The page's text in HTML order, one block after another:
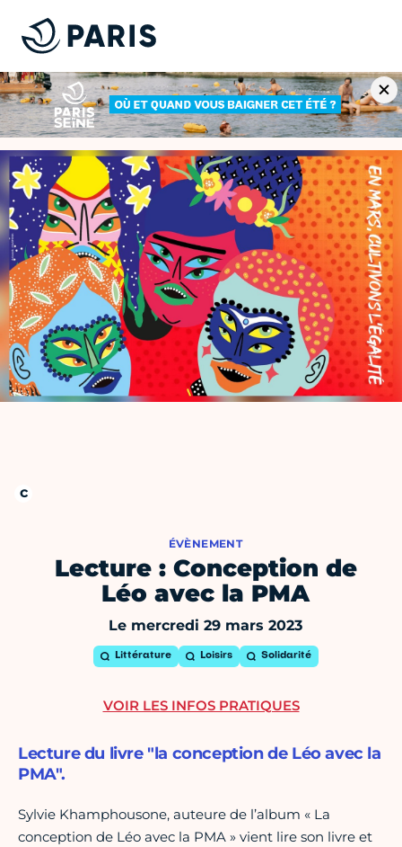
ÉVÈNEMENT
Lecture : Conception de
Léo avec la PMA
Le mercredi 29 mars 2023
Littérature Loisirs Solidarité
Lecture du livre "la conception de Léo avec la
PMA".
Sylvie Khamphousone, auteure de l’album « La
conception de Léo avec la PMA » vient lire son livre et
VOIR LES INFOS PRATIQUES